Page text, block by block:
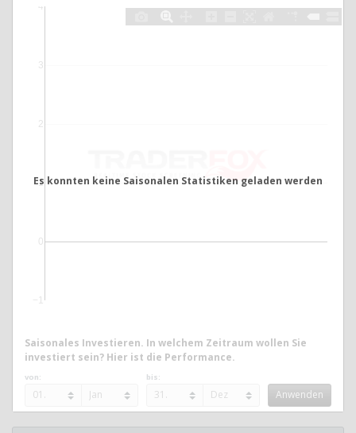
−1
0
1
2
3
4
Saisonales Investieren. In welchem Zeitraum wollen Sie
investiert sein? Hier ist die Performance.
von: bis:
Es konnten keine Saisonalen Statistiken geladen werden